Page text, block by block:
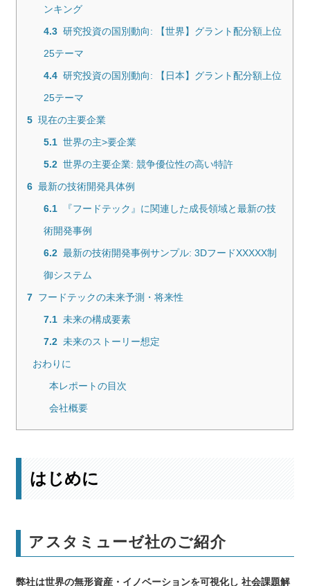
ンキング
4.3 研究投資の国別動向: 【世界】グラント配分額上位
25テーマ
4.4 研究投資の国別動向: 【日本】グラント配分額上位
25テーマ
5 現在の主要企業
5.1 世界の主>要企業
5.2 世界の主要企業: 競争優位性の高い特許
6 最新の技術開発具体例
6.1
『フードテック』に関連した成長領域と最新の技
術開発事例
6.2 最新の技術開発事例サンプル: 3DフードXXXXX制
御システム
7 フードテックの未来予測・将来性
7.1 未来の構成要素
7.2 未来のストーリー想定
おわりに
本レポートの目次
会社概要
はじめに
アスタミューゼ社のご紹介
弊社は世界の無形資産・イノベーションを可視化し 社会課題解